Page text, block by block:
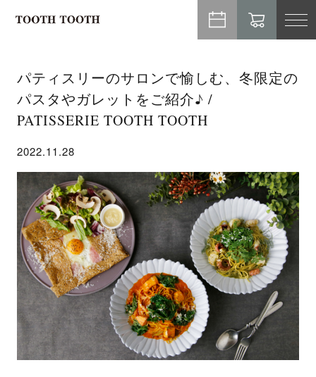
パティスリーのサロンで愉しむ、冬限定の
パスタやガレットをご紹介♪ /
PATISSERIE TOOTH TOOTH
2022.11.28